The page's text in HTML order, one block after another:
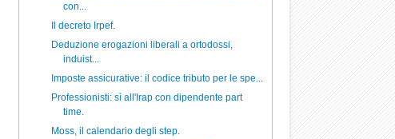
con...
Il decreto Irpef.
Deduzione erogazioni liberali a ortodossi,
induist...
Imposte assicurative: il codice tributo per le spe...
Professionisti: sì all'Irap con dipendente part
time.
Moss, il calendario degli step.